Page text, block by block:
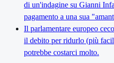
di un'indagine su Gianni
pagamento a una sua
Il parlamentare europeo
il debito per ridurlo (più
potrebbe costarci molto.